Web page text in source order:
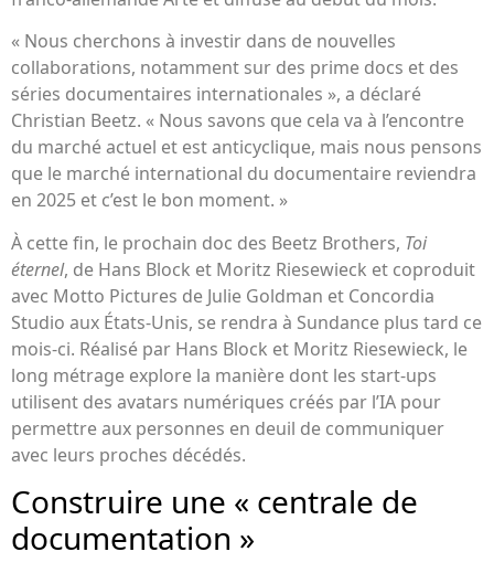
« Nous cherchons à investir dans de nouvelles
collaborations, notamment sur des prime docs et des
séries documentaires internationales », a déclaré
Christian Beetz. « Nous savons que cela va à l’encontre
du marché actuel et est anticyclique, mais nous pensons
que le marché international du documentaire reviendra
en 2025 et c’est le bon moment. »
À cette fin, le prochain doc des Beetz Brothers, Toi
éternel, de Hans Block et Moritz Riesewieck et coproduit
avec Motto Pictures de Julie Goldman et Concordia
Studio aux États-Unis, se rendra à Sundance plus tard ce
mois-ci. Réalisé par Hans Block et Moritz Riesewieck, le
long métrage explore la manière dont les start-ups
utilisent des avatars numériques créés par l’IA pour
permettre aux personnes en deuil de communiquer
avec leurs proches décédés.
Construire une « centrale de
documentation »